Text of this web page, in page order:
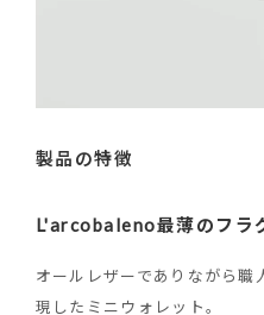
製品の特徴
L'arcobaleno最薄のフラ
オールレザーでありながら
現したミニウォレット。